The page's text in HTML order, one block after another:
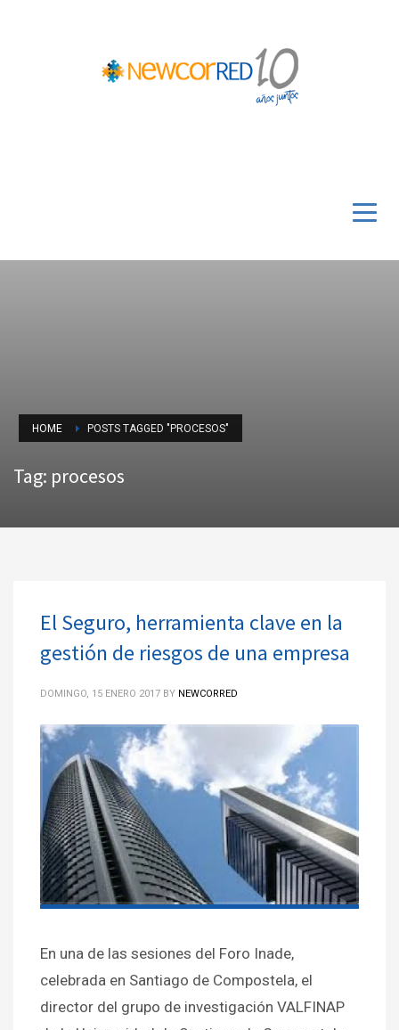
HOME POSTS TAGGED "PROCESOS"
Tag: procesos
El Seguro, herramienta clave en la
gestión de riesgos de una empresa
DOMINGO, 15 ENERO 2017 BY NEWCORRED
En una de las sesiones del Foro Inade,
celebrada en Santiago de Compostela, el
director del grupo de investigación VALFINAP